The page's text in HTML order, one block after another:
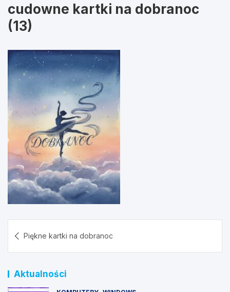
cudowne kartki na dobranoc
(13)
wpisu
Piękne kartki na dobranoc
Aktualności